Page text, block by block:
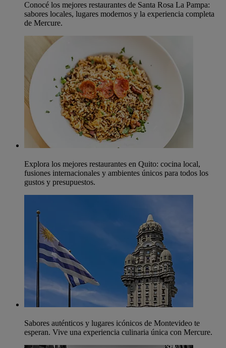
Conocé los mejores restaurantes de Santa Rosa La Pampa:
sabores locales, lugares modernos y la experiencia completa
de Mercure.
Explora los mejores restaurantes en Quito: cocina local,
fusiones internacionales y ambientes únicos para todos los
gustos y presupuestos.
Sabores auténticos y lugares icónicos de Montevideo te
esperan. Vive una experiencia culinaria única con Mercure.